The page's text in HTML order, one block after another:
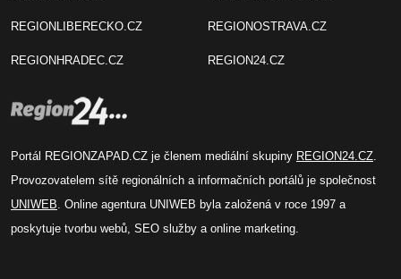
REGIONLIBERECKO.CZ
REGIONHRADEC.CZ
REGIONOSTRAVA.CZ
REGION24.CZ
Portál REGIONZAPAD.CZ je členem mediální skupiny REGION24.CZ.
Provozovatelem sítě regionálních a informačních portálů je společnost
UNIWEB. Online agentura UNIWEB byla založená v roce 1997 a
poskytuje tvorbu webů, SEO služby a online marketing.